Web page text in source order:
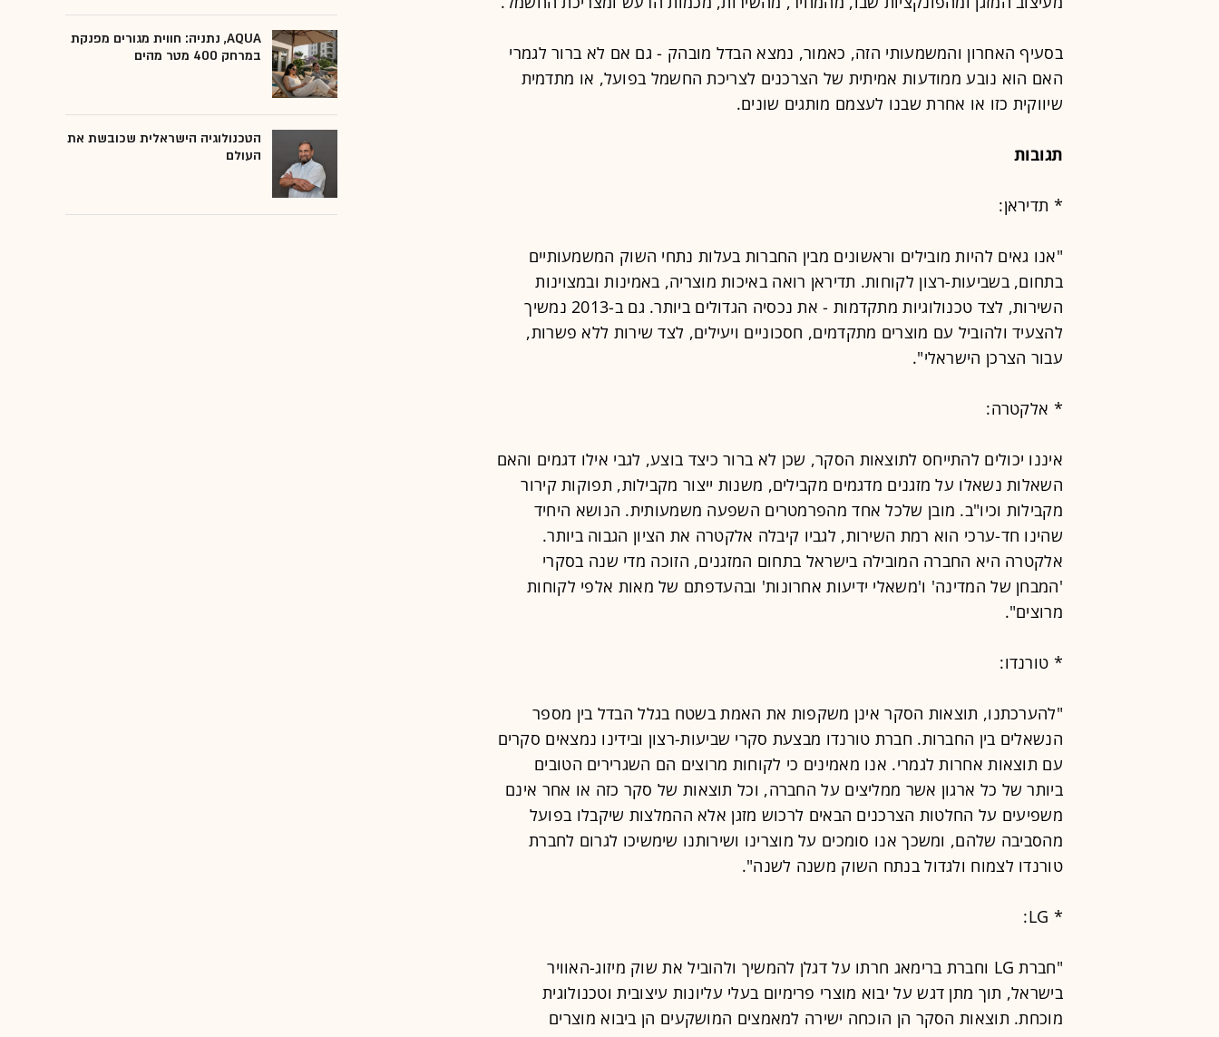
בסעיף האחרון והמשמעותי הזה, כאמור, נמצא הבדל מובהק - גם אם לא ברור לגמרי
האם הוא נובע ממודעות אמיתית של הצרכנים לצריכת החשמל בפועל, או מתדמית
שיווקית כזו או אחרת שבנו לעצמם מותגים שונים.
תגובות
* תדיראן:
"אנו גאים להיות מובילים וראשונים מבין החברות בעלות נתחי השוק המשמעותיים
בתחום, בשביעות-רצון לקוחות. תדיראן רואה באיכות מוצריה, באמינות ובמצוינות
השירות, לצד טכנולוגיות מתקדמות - את נכסיה הגדולים ביותר. גם ב-2013 נמשיך
להצעיד ולהוביל עם מוצרים מתקדמים, חסכוניים ויעילים, לצד שירות ללא פשרות,
עבור הצרכן הישראלי".
* אלקטרה:
איננו יכולים להתייחס לתוצאות הסקר, שכן לא ברור כיצד בוצע, לגבי אילו דגמים והאם
השאלות נשאלו על מזגנים מדגמים מקבילים, משנות ייצור מקבילות, תפוקות קירור
מקבילות וכיו"ב. מובן שלכל אחד מהפרמטרים השפעה משמעותית. הנושא היחיד
שהינו חד-ערכי הוא רמת השירות, לגביו קיבלה אלקטרה את הציון הגבוה ביותר.
אלקטרה היא החברה המובילה בישראל בתחום המזגנים, הזוכה מדי שנה בסקרי
'המבחן של המדינה' ו'משאלי ידיעות אחרונות' ובהעדפתם של מאות אלפי לקוחות
מרוצים".
* טורנדו:
"להערכתנו, תוצאות הסקר אינן משקפות את האמת בשטח בגלל הבדל בין מספר
הנשאלים בין החברות. חברת טורנדו מבצעת סקרי שביעות-רצון ובידינו נמצאים סקרים
עם תוצאות אחרות לגמרי. אנו מאמינים כי לקוחות מרוצים הם השגרירים הטובים
ביותר של כל ארגון אשר ממליצים על החברה, וכל תוצאות של סקר כזה או אחר אינם
משפיעים על החלטות הצרכנים הבאים לרכוש מזגן אלא ההמלצות שיקבלו בפועל
מהסביבה שלהם, ומשכך אנו סומכים על מוצרינו ושירותנו שימשיכו לגרום לחברת
טורנדו לצמוח ולגדול בנתח השוק משנה לשנה".
* LG:
"חברת LG וחברת ברימאג חרתו על דגלן להמשיך ולהוביל את שוק מיזוג-האוויר
בישראל, תוך מתן דגש על יבוא מוצרי פרימיום בעלי עליונות עיצובית וטכנולוגית
מוכחת. תוצאות הסקר הן הוכחה ישירה למאמצים המושקעים הן ביבוא מוצרים
AQUA, נתניה: חווית מגורים מפנקת
במרחק 400 מטר מהים
הטכנולוגיה הישראלית שכובשת את
העולם